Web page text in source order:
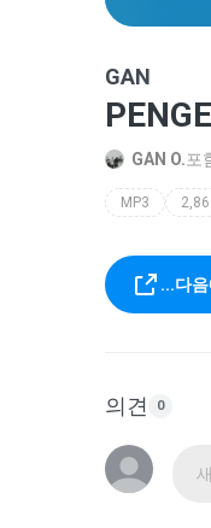
GAN
GAN O.포
MP3
...다음
의견 0